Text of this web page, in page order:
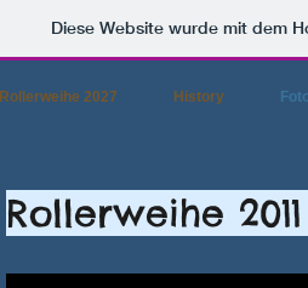
Diese Website wurde mit dem
Rollerweihe 2027 History